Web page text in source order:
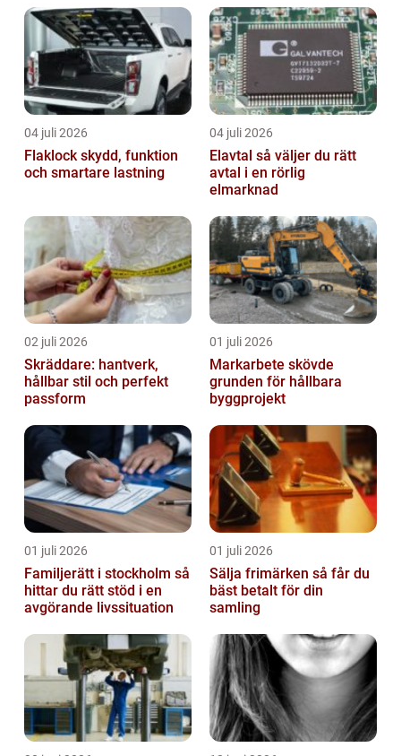
04 juli 2026
Flaklock skydd, funktion
och smartare lastning
04 juli 2026
Elavtal så väljer du rätt
avtal i en rörlig
elmarknad
02 juli 2026
Skräddare: hantverk,
hållbar stil och perfekt
passform
01 juli 2026
Markarbete skövde
grunden för hållbara
byggprojekt
01 juli 2026
Familjerätt i stockholm så
hittar du rätt stöd i en
avgörande livssituation
01 juli 2026
Sälja frimärken så får du
bäst betalt för din
samling